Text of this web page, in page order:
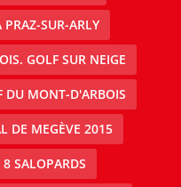
SUR-ARLY
GOLF SUR NEIGE
DU MONT-D'ARBOIS
DE MEGÈVE 2015
8 SALOPARDS